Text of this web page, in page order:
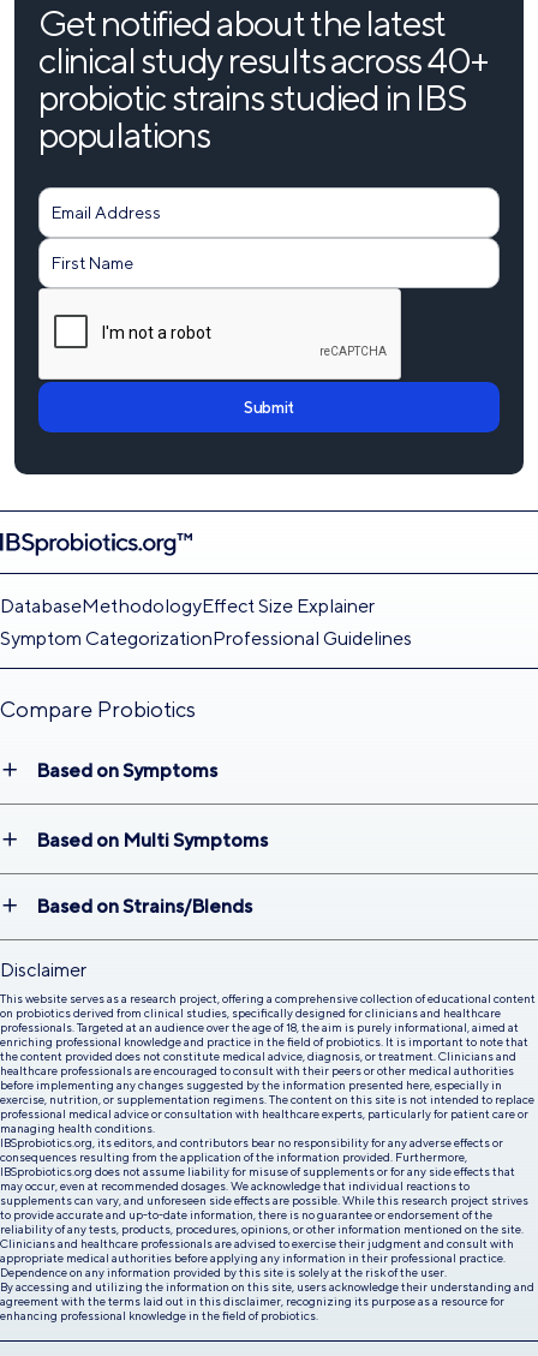
Get notified about the latest
clinical study results across 40+
probiotic strains studied in IBS
populations
Form
Submit
Submit
DatabaseMethodologyEffect Size Explainer
Symptom CategorizationProfessional Guidelines
Compare Probiotics
Based on Symptoms
Based on Multi Symptoms
Based on Strains/Blends
Disclaimer
This website serves as a research project, offering a comprehensive collection of educational content
on probiotics derived from clinical studies, specifically designed for clinicians and healthcare
professionals. Targeted at an audience over the age of 18, the aim is purely informational, aimed at
enriching professional knowledge and practice in the field of probiotics. It is important to note that
the content provided does not constitute medical advice, diagnosis, or treatment. Clinicians and
healthcare professionals are encouraged to consult with their peers or other medical authorities
before implementing any changes suggested by the information presented here, especially in
exercise, nutrition, or supplementation regimens. The content on this site is not intended to replace
professional medical advice or consultation with healthcare experts, particularly for patient care or
managing health conditions.
IBSprobiotics.org, its editors, and contributors bear no responsibility for any adverse effects or
consequences resulting from the application of the information provided. Furthermore,
IBSprobiotics.org does not assume liability for misuse of supplements or for any side effects that
may occur, even at recommended dosages. We acknowledge that individual reactions to
supplements can vary, and unforeseen side effects are possible. While this research project strives
to provide accurate and up-to-date information, there is no guarantee or endorsement of the
reliability of any tests, products, procedures, opinions, or other information mentioned on the site.
Clinicians and healthcare professionals are advised to exercise their judgment and consult with
appropriate medical authorities before applying any information in their professional practice.
Dependence on any information provided by this site is solely at the risk of the user.
By accessing and utilizing the information on this site, users acknowledge their understanding and
agreement with the terms laid out in this disclaimer, recognizing its purpose as a resource for
enhancing professional knowledge in the field of probiotics.